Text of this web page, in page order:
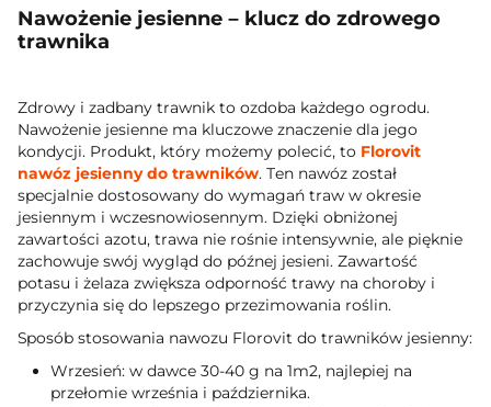
Nawożenie jesienne – klucz do zdrowego
trawnika
Zdrowy i zadbany trawnik to ozdoba każdego ogrodu.
Nawożenie jesienne ma kluczowe znaczenie dla jego
kondycji. Produkt, który możemy polecić, to Florovit
nawóz jesienny do trawników. Ten nawóz został
specjalnie dostosowany do wymagań traw w okresie
jesiennym i wczesnowiosennym. Dzięki obniżonej
zawartości azotu, trawa nie rośnie intensywnie, ale pięknie
zachowuje swój wygląd do późnej jesieni. Zawartość
potasu i żelaza zwiększa odporność trawy na choroby i
przyczynia się do lepszego przezimowania roślin.
Sposób stosowania nawozu Florovit do trawników jesienny:
Wrzesień: w dawce 30-40 g na 1m2, najlepiej na
przełomie września i października.